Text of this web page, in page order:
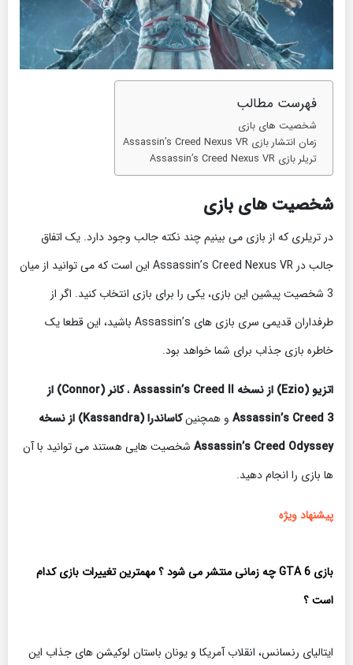
فهرست مطالب
شخصیت های بازی
زمان انتشار بازی Assassin’s Creed Nexus VR
تریلر بازی Assassin’s Creed Nexus VR
شخصیت های بازی
در تریلری که از بازی می بینیم چند نکته جالب وجود دارد. یک اتفاق
جالب در Assassin’s Creed Nexus VR این است که می توانید از میان
3 شخصیت پیشین این بازی، یکی را برای بازی انتخاب کنید. اگر از
طرفداران قدیمی سری بازی های Assassin’s باشید، این قطعا یک
خاطره بازی جذاب برای شما خواهد بود.
اتزیو (Ezio) از نسخه Assassin’s Creed II ،
کانر (Connor) از
Assassin’s Creed 3 و همچنین
کاساندرا (Kassandra) از نسخه
Assassin’s Creed Odyssey شخصیت هایی هستند می توانید با آن
ها بازی را انجام دهید.
پیشنهاد ویژه
بازی GTA 6 چه زمانی منتشر می شود ؟ مهمترین تغییرات بازی کدام
است ؟
ایتالیای رنسانس، انقلاب آمریکا و یونان باستان لوکیشن های جذاب این